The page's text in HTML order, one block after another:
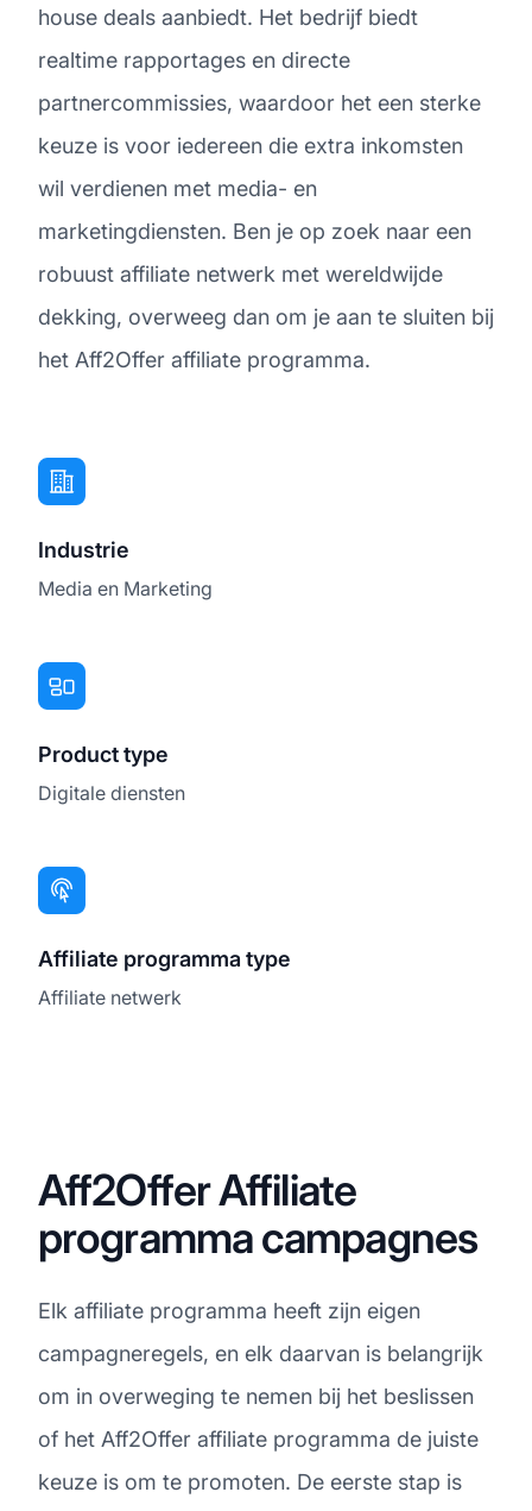
house deals aanbiedt. Het bedrijf biedt
realtime rapportages en directe
partnercommissies, waardoor het een sterke
keuze is voor iedereen die extra inkomsten
wil verdienen met media- en
marketingdiensten. Ben je op zoek naar een
robuust affiliate netwerk met wereldwijde
dekking, overweeg dan om je aan te sluiten bij
het Aff2Offer affiliate programma.
Industrie
Media en Marketing
Product type
Digitale diensten
Affiliate programma type
Affiliate netwerk
Aff2Offer Affiliate
programma campagnes
Elk affiliate programma heeft zijn eigen
campagneregels, en elk daarvan is belangrijk
om in overweging te nemen bij het beslissen
of het Aff2Offer affiliate programma de juiste
keuze is om te promoten. De eerste stap is